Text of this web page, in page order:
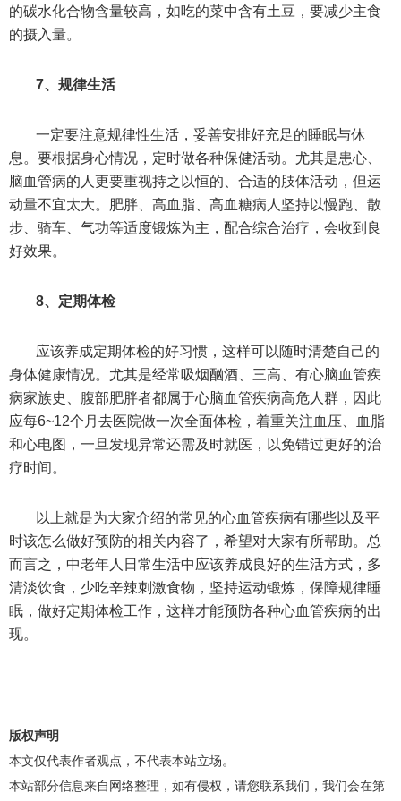
的碳水化合物含量较高，如吃的菜中含有土豆，要减少主食
的摄入量。
7、规律生活
一定要注意规律性生活，妥善安排好充足的睡眠与休
息。要根据身心情况，定时做各种保健活动。尤其是患心、
脑血管病的人更要重视持之以恒的、合适的肢体活动，但运
动量不宜太大。肥胖、高血脂、高血糖病人坚持以慢跑、散
步、骑车、气功等适度锻炼为主，配合综合治疗，会收到良
好效果。
8、定期体检
应该养成定期体检的好习惯，这样可以随时清楚自己的
身体健康情况。尤其是经常吸烟酗酒、三高、有心脑血管疾
病家族史、腹部肥胖者都属于心脑血管疾病高危人群，因此
应每6~12个月去医院做一次全面体检，着重关注血压、血脂
和心电图，一旦发现异常还需及时就医，以免错过更好的治
疗时间。
以上就是为大家介绍的常见的心血管疾病有哪些以及平
时该怎么做好预防的相关内容了，希望对大家有所帮助。总
而言之，中老年人日常生活中应该养成良好的生活方式，多
清淡饮食，少吃辛辣刺激食物，坚持运动锻炼，保障规律睡
眠，做好定期体检工作，这样才能预防各种心血管疾病的出
现。
版权声明
本文仅代表作者观点，不代表本站立场。
本站部分信息来自网络整理，如有侵权，请您联系我们，我们会在第